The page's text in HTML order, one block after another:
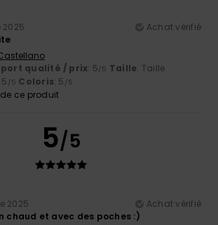
2025
Achat vérifié
qualité / prix: 5/5 Taille: Taille
5 /5 Coloris: 5 /5
ce produit
5/5
2025
Achat vérifié
chaud et avec des poches :)